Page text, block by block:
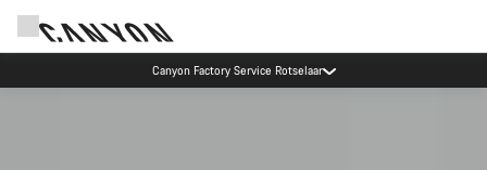
Recevez nos meilleures offres avec la newsletter Canyon